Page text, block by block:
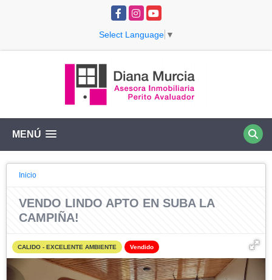
Facebook
InstagramYouTube
Select Language ▼
MENÚ
Inicio
VENDO LINDO APTO EN SUBA LA
CAMPIÑA!
CALIDO - EXCELENTE AMBIENTE Vendido